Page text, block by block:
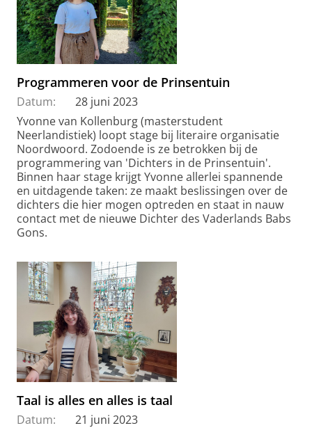
Programmeren voor de Prinsentuin
Datum:
28 juni 2023
Yvonne van Kollenburg (masterstudent
Neerlandistiek) loopt stage bij literaire organisatie
Noordwoord. Zodoende is ze betrokken bij de
programmering van 'Dichters in de Prinsentuin'.
Binnen haar stage krijgt Yvonne allerlei spannende
en uitdagende taken: ze maakt beslissingen over de
dichters die hier mogen optreden en staat in nauw
contact met de nieuwe Dichter des Vaderlands Babs
Gons.
Taal is alles en alles is taal
Datum:
21 juni 2023